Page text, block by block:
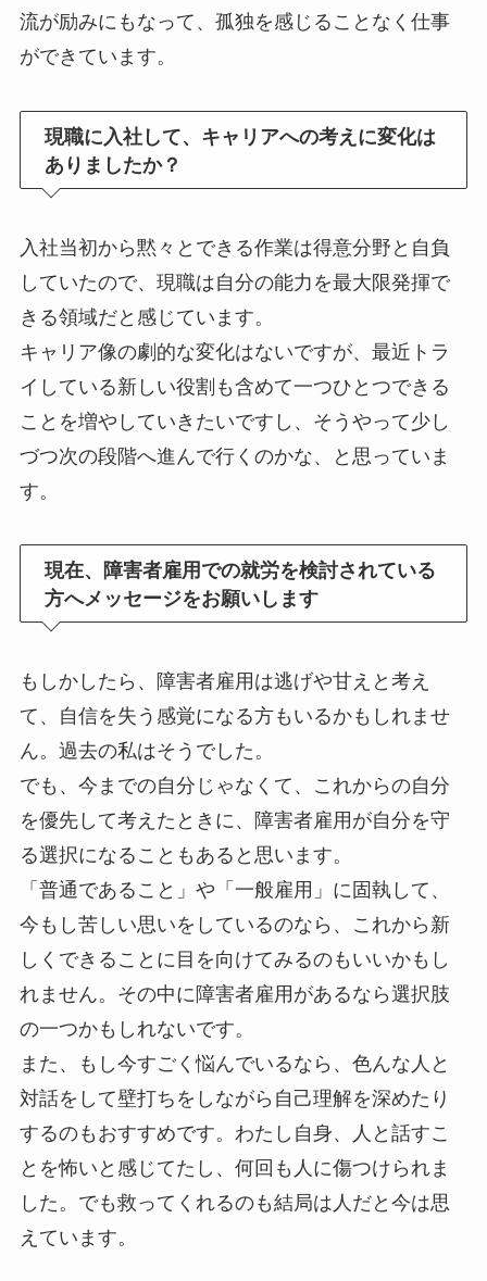
流が励みにもなって、孤独を感じることなく仕事
ができています。
現職に入社して、キャリアへの考えに変化は
ありましたか？
入社当初から黙々とできる作業は得意分野と自負
していたので、現職は自分の能力を最大限発揮で
きる領域だと感じています。
キャリア像の劇的な変化はないですが、最近トラ
イしている新しい役割も含めて一つひとつできる
ことを増やしていきたいですし、そうやって少し
づつ次の段階へ進んで行くのかな、と思っていま
す。
現在、障害者雇用での就労を検討されている
方へメッセージをお願いします
もしかしたら、障害者雇用は逃げや甘えと考え
て、自信を失う感覚になる方もいるかもしれませ
ん。過去の私はそうでした。
でも、今までの自分じゃなくて、これからの自分
を優先して考えたときに、障害者雇用が自分を守
る選択になることもあると思います。
「普通であること」や「一般雇用」に固執して、
今もし苦しい思いをしているのなら、これから新
しくできることに目を向けてみるのもいいかもし
れません。その中に障害者雇用があるなら選択肢
の一つかもしれないです。
また、もし今すごく悩んでいるなら、色んな人と
対話をして壁打ちをしながら自己理解を深めたり
するのもおすすめです。わたし自身、人と話すこ
とを怖いと感じてたし、何回も人に傷つけられま
した。でも救ってくれるのも結局は人だと今は思
えています。